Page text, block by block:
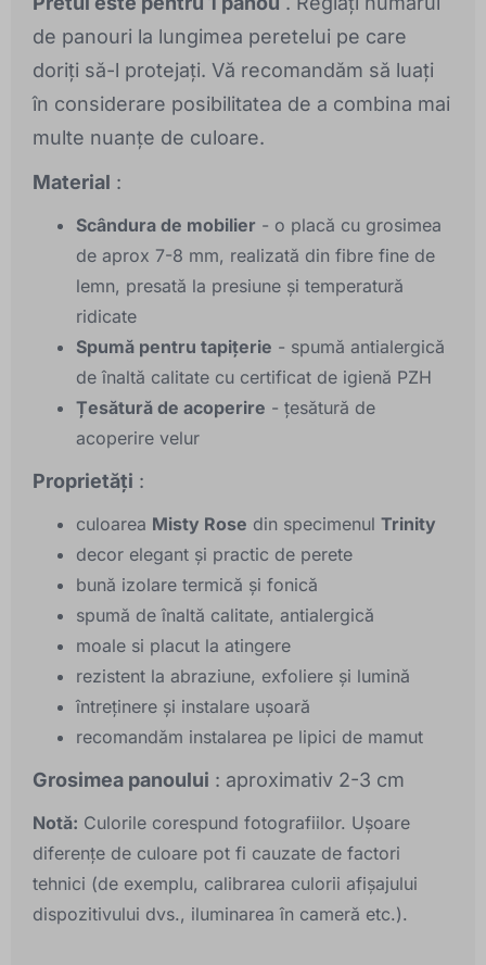
de panouri la lungimea peretelui pe care
doriți să-l protejați. Vă recomandăm să luați
în considerare posibilitatea de a combina mai
multe nuanțe de culoare.
Material :
Scândura de mobilier - o placă cu grosimea
de aprox 7-8 mm, realizată din fibre fine de
lemn, presată la presiune și temperatură
ridicate
Spumă pentru tapițerie - spumă antialergică
de înaltă calitate cu certificat de igienă PZH
Țesătură de acoperire - țesătură de
acoperire velur
Proprietăți :
culoarea Misty Rose din specimenul Trinity
decor elegant și practic de perete
bună izolare termică și fonică
spumă de înaltă calitate, antialergică
moale si placut la atingere
rezistent la abraziune, exfoliere și lumină
întreținere și instalare ușoară
recomandăm instalarea pe lipici de mamut
Grosimea panoului : aproximativ 2-3 cm
Notă: Culorile corespund fotografiilor. Ușoare
diferențe de culoare pot fi cauzate de factori
tehnici (de exemplu, calibrarea culorii afișajului
dispozitivului dvs., iluminarea în cameră etc.).